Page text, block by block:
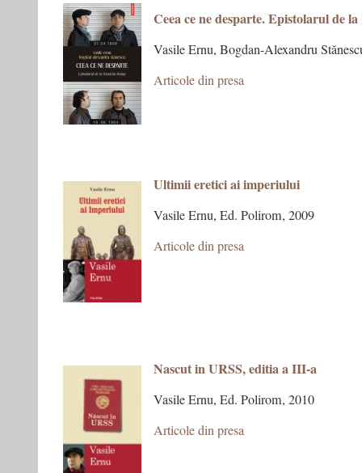
Ceea ce ne desparte. Epistolarul de
Vasile Ernu, Bogdan-Alexandru
Articole din presa
Ultimii eretici ai imperiului
Vasile Ernu, Ed. Polirom, 2009
Articole din presa
Nascut in URSS, editia a III-a
Vasile Ernu, Ed. Polirom, 2010
Articole din presa